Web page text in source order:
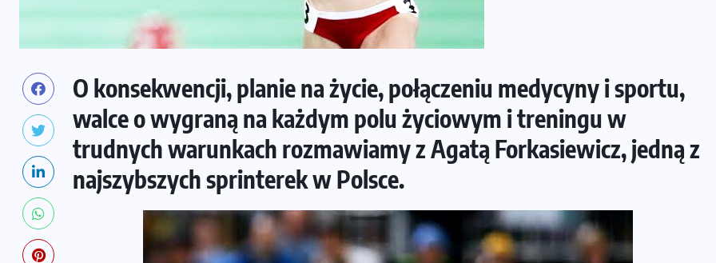
O konsekwencji, planie na życie, połączeniu medycyny i sportu,
walce o wygraną na każdym polu życiowym i treningu w
trudnych warunkach rozmawiamy z Agatą Forkasiewicz, jedną z
najszybszych sprinterek w Polsce.